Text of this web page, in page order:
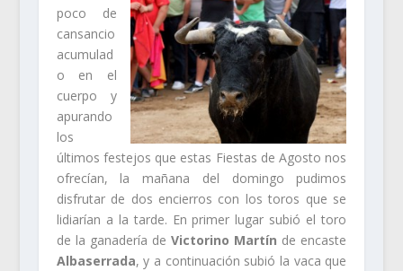
poco de
cansancio
acumulad
o en el
cuerpo y
apurando
los
últimos festejos que estas Fiestas de Agosto nos
ofrecían, la mañana del domingo pudimos
disfrutar de dos encierros con los toros que se
lidiarían a la tarde. En primer lugar subió el toro
de la ganadería deVictorino Martín de encaste
Albaserrada, y a continuación subió la vaca que